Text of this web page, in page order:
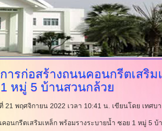
ารก่อสร้างถนนคอนกรีตเสริม
หมู่ 5 บ้านสวนกล้วย
พฤศจิกายน 2022 เวลา 10:41 น. เขียนโดย เทศบ
อนกรีตเสริมเหล็ก พร้อมรางระบายน้ำ ซอย 1 หมู่ 5 บ้